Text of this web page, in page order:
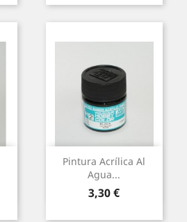
Pintura Acrílica Al
Agua...
Preu
3,30 €